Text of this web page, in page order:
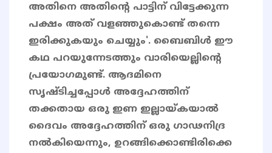
അതിനെ അതിന്റെ പാട്ടിന് വിട്ടേക്കുന്ന
പക്ഷം അത് വളഞ്ഞുകൊണ്ട് തന്നെ
ഇരിക്കുകയും ചെയ്യും'. ബൈബിൾ ഈ
കഥ പറയുന്നേടത്തും വാരിയെല്ലിന്റെ
പ്രയോഗമുണ്ട്. ആദമിനെ
സൃഷ്ടിച്ചപ്പോൾ അദ്ദേഹത്തിന്
തക്കതായ ഒരു ഇണ ഇല്ലായ്കയാൽ
ദൈവം അദ്ദേഹത്തിന് ഒരു ഗാഢനിദ്ര
നൽകിയെന്നും, ഉറങ്ങിക്കൊണ്ടിരിക്കെ